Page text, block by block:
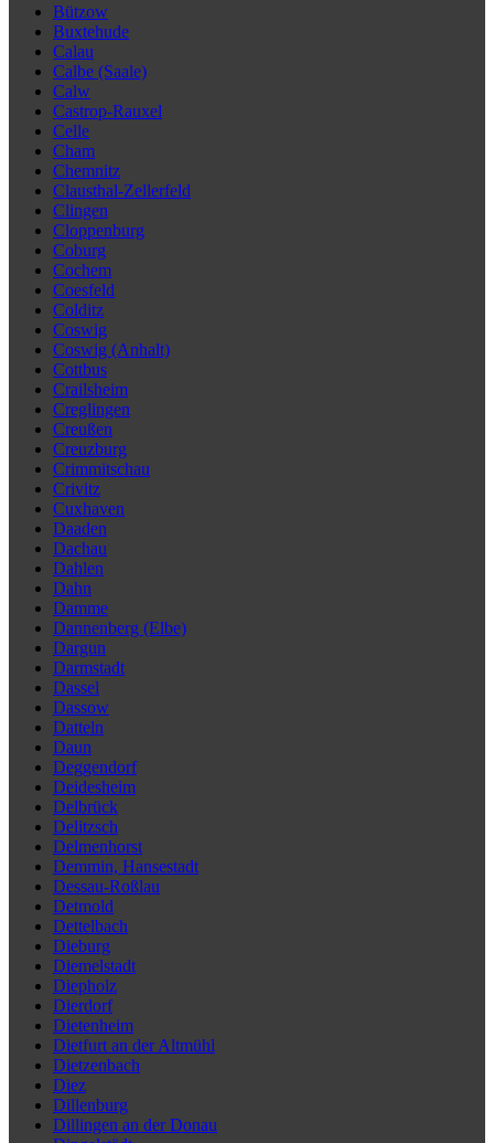
Bützow
Buxtehude
Calau
Calbe (Saale)
Calw
Castrop-Rauxel
Celle
Cham
Chemnitz
Clausthal-Zellerfeld
Clingen
Cloppenburg
Coburg
Cochem
Coesfeld
Colditz
Coswig
Coswig (Anhalt)
Cottbus
Crailsheim
Creglingen
Creußen
Creuzburg
Crimmitschau
Crivitz
Cuxhaven
Daaden
Dachau
Dahlen
Dahn
Damme
Dannenberg (Elbe)
Dargun
Darmstadt
Dassel
Dassow
Datteln
Daun
Deggendorf
Deidesheim
Delbrück
Delitzsch
Delmenhorst
Demmin, Hansestadt
Dessau-Roßlau
Detmold
Dettelbach
Dieburg
Diemelstadt
Diepholz
Dierdorf
Dietenheim
Dietfurt an der Altmühl
Dietzenbach
Diez
Dillenburg
Dillingen an der Donau